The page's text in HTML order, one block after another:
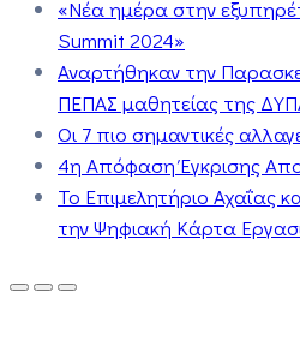
«Νέα ημέρα στην
Summit 2024»
Αναρτήθηκαν την
ΠΕΠΑΣ μαθητείας της
Οι 7 πιο σημαντικές
4η Απόφαση Έγκρισης
Το Επιμελητήριο Αχαΐας
την Ψηφιακή Κάρτα